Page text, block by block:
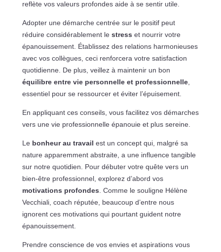
reflète vos valeurs profondes aide à se sentir utile.
Adopter une démarche centrée sur le positif peut
réduire considérablement le stress et nourrir votre
épanouissement. Établissez des relations harmonieuses
avec vos collègues, ceci renforcera votre satisfaction
quotidienne. De plus, veillez à maintenir un bon
équilibre entre vie personnelle et professionnelle,
essentiel pour se ressourcer et éviter l’épuisement.
En appliquant ces conseils, vous facilitez vos démarches
vers une vie professionnelle épanouie et plus sereine.
Le bonheur au travail est un concept qui, malgré sa
nature apparemment abstraite, a une influence tangible
sur notre quotidien. Pour débuter votre quête vers un
bien-être professionnel, explorez d’abord vos
motivations profondes. Comme le souligne Hélène
Vecchiali, coach réputée, beaucoup d’entre nous
ignorent ces motivations qui pourtant guident notre
épanouissement.
Prendre conscience de vos envies et aspirations vous